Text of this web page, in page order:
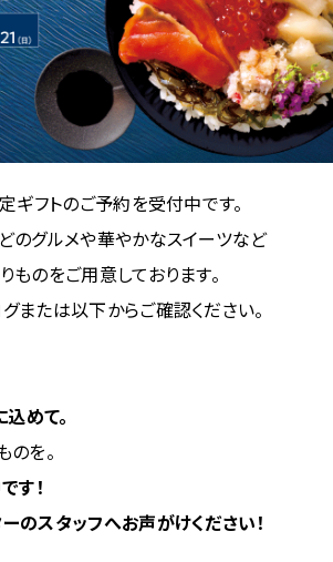
ギフトのご予約を受付中です。
のグルメや華やかなスイーツなど
のをご用意しております。
または以下からご確認ください。
込めて。
を。
す！
のスタッフへお声がけください！